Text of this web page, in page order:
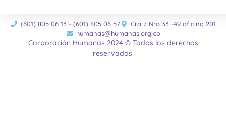
(601) 805 06 13 - (601) 805 06 57
Cra 7 Nro 33 -49 oficina 201
humanas@humanas.org.co
Corporación Humanas 2024 © Todos los derechos
reservados.